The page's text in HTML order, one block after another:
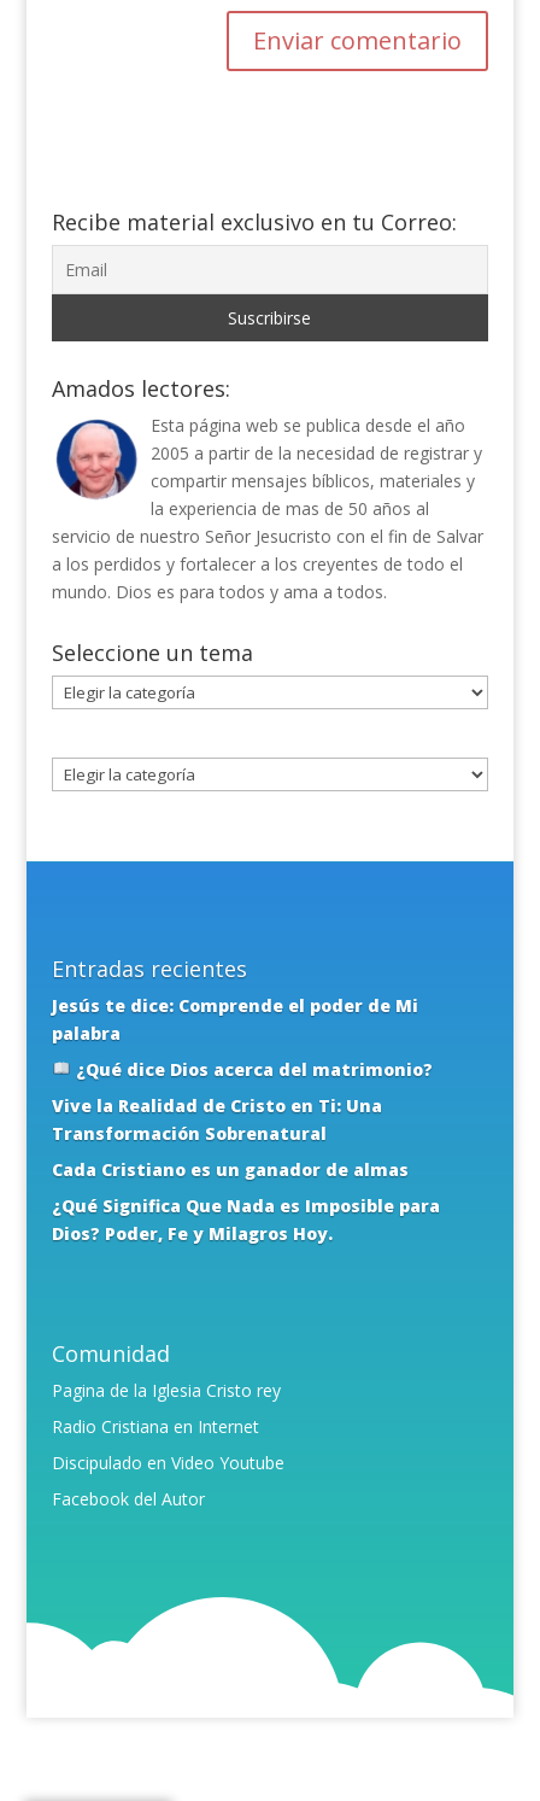
Recibe material exclusivo en tu Correo:
Amados lectores:
Esta página web se publica desde el año
2005 a partir de la necesidad de registrar y
compartir mensajes bíblicos, materiales y
la experiencia de mas de 50 años al
servicio de nuestro Señor Jesucristo con el fin de Salvar
a los perdidos y fortalecer a los creyentes de todo el
mundo. Dios es para todos y ama a todos.
Seleccione un tema
Seleccione
un
Entradas recientes
Jesús te dice: Comprende el poder de Mi
palabra
¿Qué dice Dios acerca del matrimonio?
Vive la Realidad de Cristo en Ti: Una
Transformación Sobrenatural
Cada Cristiano es un ganador de almas
¿Qué Significa Que Nada es Imposible para
Dios? Poder, Fe y Milagros Hoy.
Comunidad
Pagina de la Iglesia Cristo rey
Radio Cristiana en Internet
Discipulado en Video Youtube
Facebook del Autor